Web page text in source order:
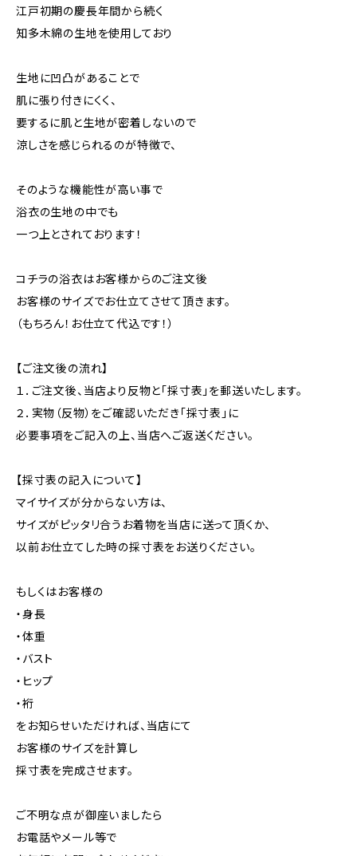
江戸初期の慶長年間から続く
知多木綿の生地を使用しており
生地に凹凸があることで
肌に張り付きにくく、
要するに肌と生地が密着しないので
涼しさを感じられるのが特徴で、
そのような機能性が高い事で
浴衣の生地の中でも
一つ上とされております！
コチラの浴衣はお客様からのご注文後
お客様のサイズでお仕立てさせて頂きます。
（もちろん！お仕立て代込です！）
【ご注文後の流れ】
１．ご注文後、当店より反物と「採寸表」を郵送いたします。
２．実物（反物）をご確認いただき「採寸表」に
必要事項をご記入の上、当店へご返送ください。
【採寸表の記入について】
マイサイズが分からない方は、
サイズがピッタリ合うお着物を当店に送って頂くか、
以前お仕立てした時の採寸表をお送りください。
もしくはお客様の
・身長
・体重
・バスト
・ヒップ
・裄
をお知らせいただければ、当店にて
お客様のサイズを計算し
採寸表を完成させます。
ご不明な点が御座いましたら
お電話やメール等で